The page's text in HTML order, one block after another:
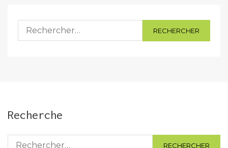
Rechercher :
Recherche
Rechercher :